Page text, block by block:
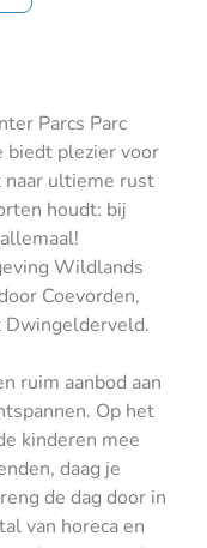
Parcs Parc
biedt plezier voor
naar ultieme rust
houdt: bij
Wildlands
Coevorden,
Dwingelderveld.
ruim aanbod aan
Op het
kinderen mee
daag je
de dag door in
van horeca en